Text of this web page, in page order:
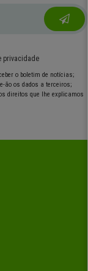
privacidade
o boletim de notícias;
ão os dados a terceiros;
direitos que lhe explicamos